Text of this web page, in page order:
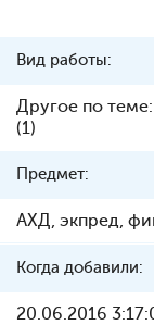
Вид работы:
Другое по
(1)
Предмет:
АХД, экпред,
Когда добавили:
20.06.2016